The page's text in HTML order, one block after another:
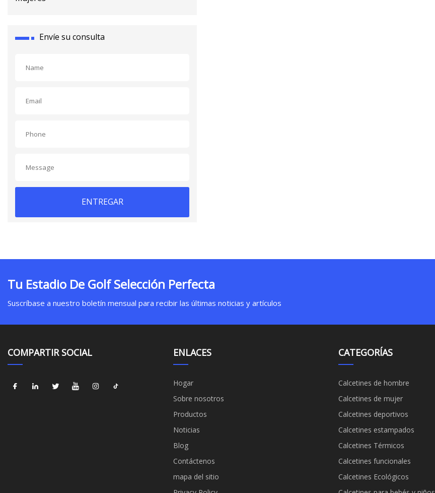
Envíe su consulta
ENTREGAR
Tu Estadio De Golf Selección Perfecta
Suscríbase a nuestro boletín mensual para recibir las últimas noticias y artículos
COMPARTIR SOCIAL ENLACES
Hogar
Sobre nosotros
Productos
Noticias
Blog
Contáctenos
mapa del sitio
CATEGORÍAS
Calcetines de hombre
Calcetines de mujer
Calcetines deportivos
Calcetines estampados
Calcetines Térmicos
Calcetines funcionales
Calcetines Ecológicos